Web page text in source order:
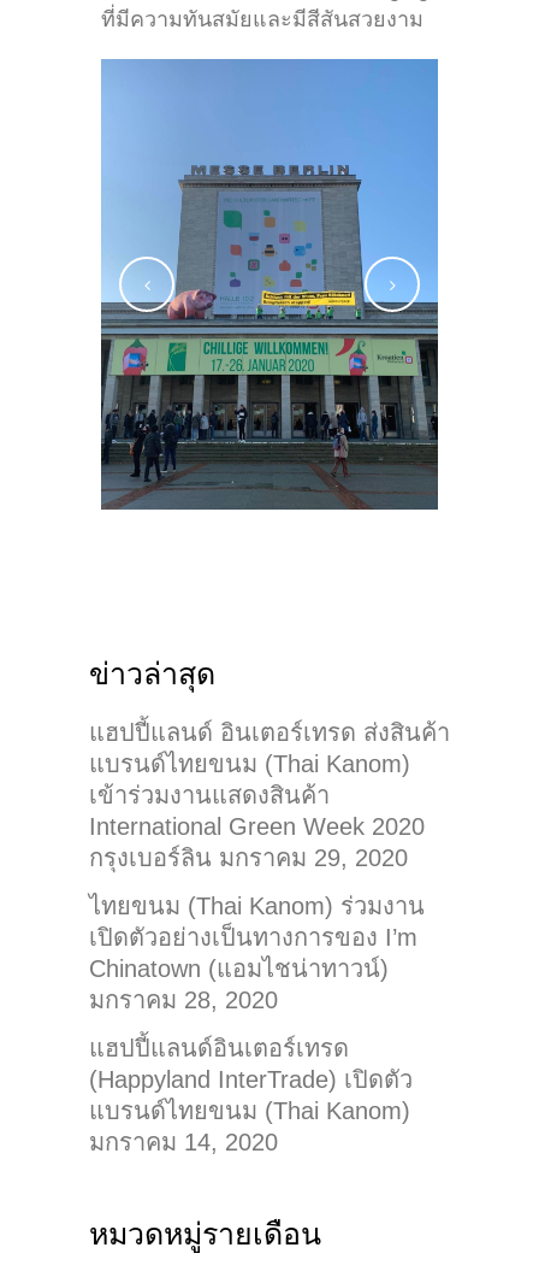
ที่มีความทันสมัยและมีสีสันสวยงาม
ข่าวล่าสุด
แฮปปี้แลนด์ อินเตอร์เทรด ส่งสินค้า
แบรนด์ไทยขนม (Thai Kanom)
เข้าร่วมงานแสดงสินค้า
International Green Week 2020
กรุงเบอร์ลิน มกราคม 29, 2020
ไทยขนม (Thai Kanom) ร่วมงาน
เปิดตัวอย่างเป็นทางการของ I’m
Chinatown (แอมไชน่าทาวน์)
มกราคม 28, 2020
แฮปปี้แลนด์อินเตอร์เทรด
(Happyland InterTrade) เปิดตัว
แบรนด์ไทยขนม (Thai Kanom)
มกราคม 14, 2020
หมวดหมู่รายเดือน